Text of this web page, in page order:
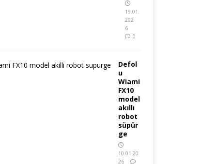
19.01.
202
6
0
Defol
u
Wiami
FX10
model
akıllı
robot
süpür
ge
10.01.20
26